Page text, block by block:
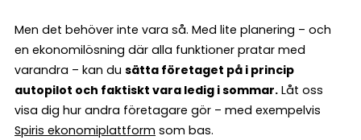
Men det behöver inte vara så. Med lite planering – och
en ekonomilösning där alla funktioner pratar med
varandra – kan du sätta företaget på i princip
autopilot och faktiskt vara ledig i sommar. Låt oss
visa dig hur andra företagare gör – med exempelvis
Spiris ekonomiplattform som bas.